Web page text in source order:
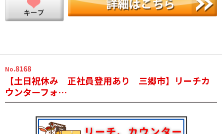
No.8168
【土日祝休み 正社員登用あり 三郷市】リーチカ
ウンターフォ…